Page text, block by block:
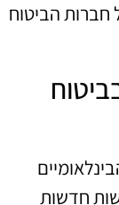
חברות הביטוח
חדשות